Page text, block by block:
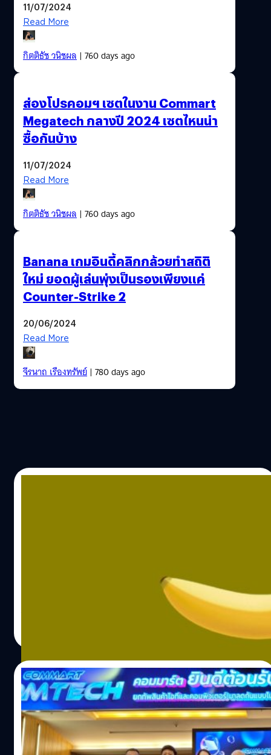
11/07/2024
Read More
กิตติธัช วนิชผล| 760 days ago
ส่องโปรคอมฯ เซตในงาน Commart
Megatech กลางปี 2024 เซตไหนน่า
ซื้อกันบ้าง
11/07/2024
Read More
กิตติธัช วนิชผล| 760 days ago
Banana เกมอินดี้คลิกกล้วยทำสถิติ
ใหม่ ยอดผู้เล่นพุ่งเป็นรองเพียงแค่
Counter-Strike 2
20/06/2024
Read More
จีรนาถ เรืองทรัพย์| 780 days ago
เกมที่ชื่อว่า "Banana" ใช่ คุณอ่านไม่ผิดแน่นอน นี่คือเกมกล้วย
ที่มีคนเล่นผ่าน Steam ไม่ต่ำกว่าแสนคน Banana เป็นเกมอินดี้
แนว Clicker เปิดให้ดาวน์โหลดฟรีผ่าน Steam รูปแบบการเล่น
ก็ไม่มีอะไรมาก เพียงแค่คลิกไปที่กล้วยก็จะมีตัวเลขขึ้น เกม
เพลย์ของเกมมีเท่านี้ ถ้าระหว่างเล่นเกิดเบื่อก็มีกล้วยรูปแบบอื่น
ข้อมูล SteamDB เปิดเผยว่า Banana มีผู้เล่นกำลังคลิกเกมนี้
กันอยู่ถึง 156,741 คน แถมติดอันดับ 10 เกมที่กำลังมีคนเล่น
พร้อมกันใน Steam ด้วย แซงหน้า Helldivers 2, Baldur's
Gate 3 และอีกหลายเกมชื่อดัง เกมนี้ขึ้น Steam ตั้งแต่วันที่ 23
เมษายนที่ผ่านมา แต่ไม่กี่วันที่ผ่านมาก็เกิดกระแสขึ้นและยอด
ผู้เล่นก็พึ่งสูงขึ้น หรือพวกเขากำลังอยากท้าทายตัวเองในการ
07/03/2024
เริ่มแล้ว COMMART 2024 รอบต้นปี
มหกรรมลดราคาสินค้าไอที 7-10 มีนาคมนี้ ที่ ไบ
เทค บางนา
เริ่มแล้วมหกรรมลดราคาสินค้าไอทีที่หลายคนรอคอย